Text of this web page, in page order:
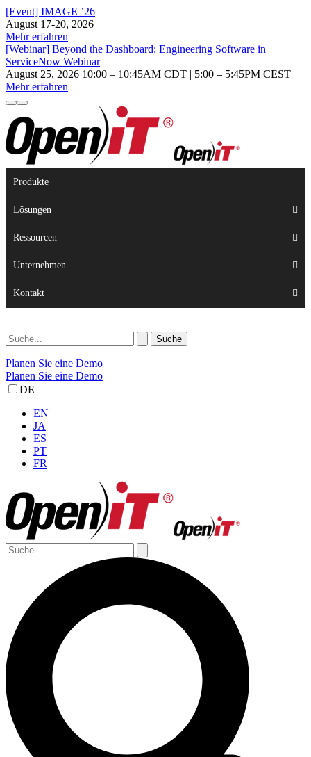
[Event] IMAGE ’26
August 17-20, 2026
Mehr erfahren
[Webinar] Beyond the Dashboard: Engineering Software in
ServiceNow Webinar
August 25, 2026 10:00 – 10:45AM CDT | 5:00 – 5:45PM CEST
Mehr erfahren
Produkte
Lösungen
Ressourcen
Unternehmen
Kontakt
Planen Sie eine Demo
Planen Sie eine Demo
DE
EN
JA
ES
PT
FR